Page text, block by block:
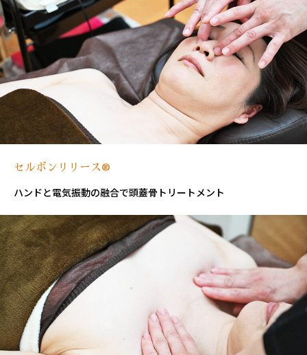
セルボンリリース®
ハンドと電気振動の融合で頭蓋骨トリートメント